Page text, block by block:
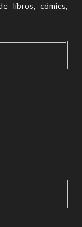
libros, cómics,